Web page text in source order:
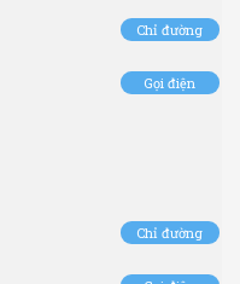
Chỉ đường
Gọi điện
Chỉ đường